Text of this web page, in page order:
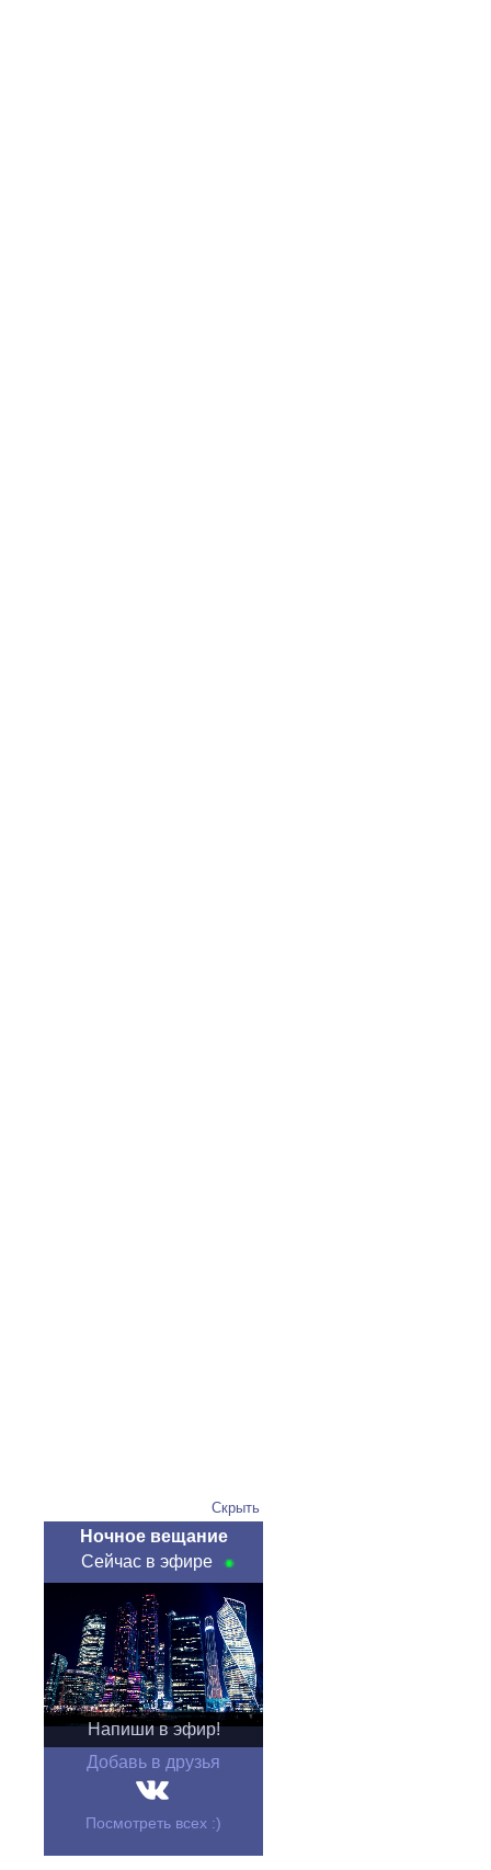
Скрыть
Ночное вещание
Сейчас в эфире
Напиши в эфир!
Добавь в друзья
Посмотреть всех :)